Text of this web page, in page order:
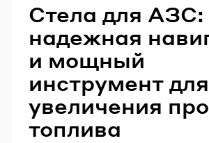
Стела для АЗС:
надежная
и мощный
инструмент для
увеличения
топлива
GOOGLE
ИЛИ